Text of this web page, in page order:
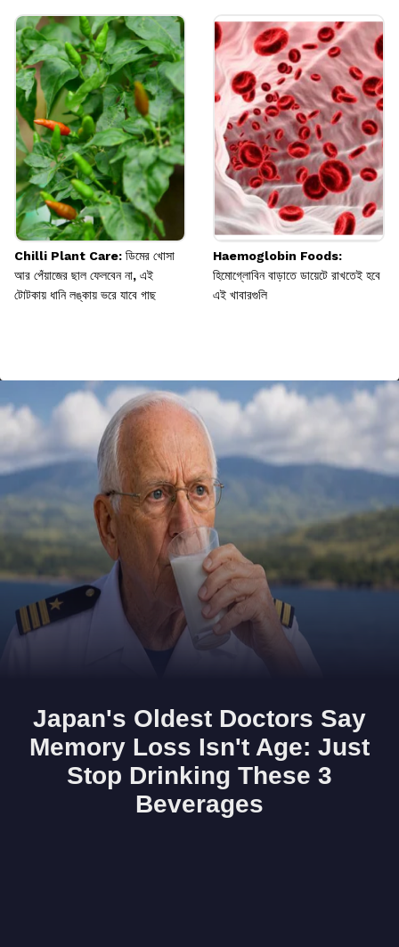
Chilli Plant Care: ডিমের খোসা
আর পেঁয়াজের ছাল ফেলবেন না, এই
টোটকায় ধানি লঙ্কায় ভরে যাবে গাছ
Haemoglobin Foods:
হিমোগ্লোবিন বাড়াতে ডায়েটে রাখতেই হবে
এই খাবারগুলি